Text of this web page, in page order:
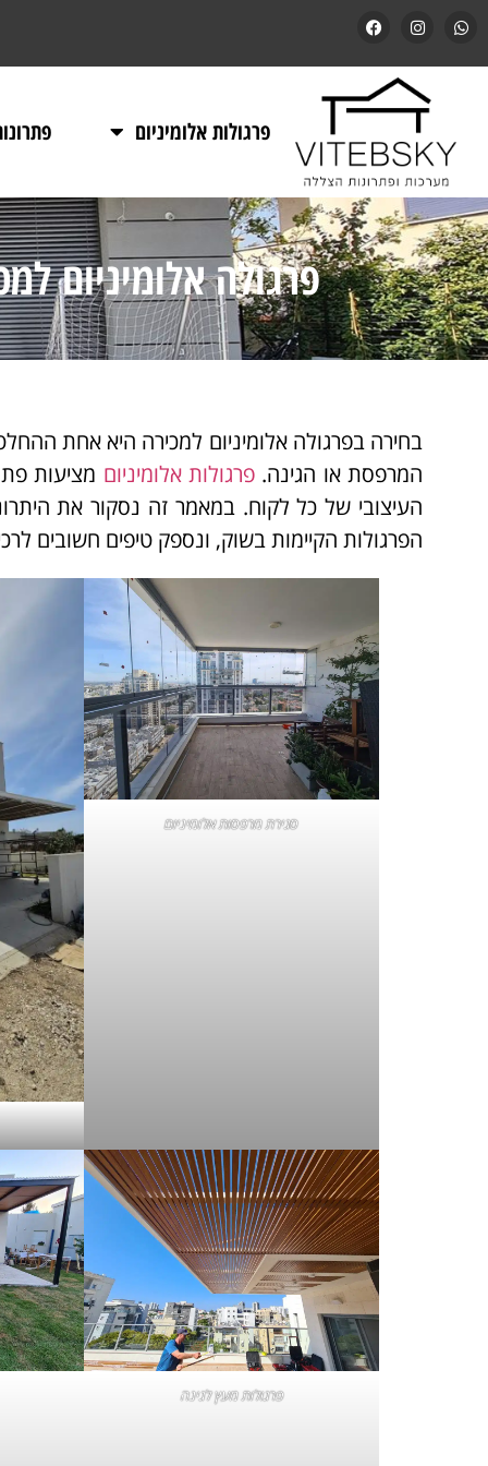
פרגולות אלומיניום
פרגולה אלומיניום
בחירה בפרגולה אלומיניום למכירה היא אחת
המרפסת או הגינה. פרגולות אלומיניום מציעות
העיצובי של כל לקוח. במאמר זה נסקור את
הפרגולות הקיימות בשוק, ונספק טיפים חשובים
סגירת מרפסותאלומיניום
פרגולות מעץ לגינה